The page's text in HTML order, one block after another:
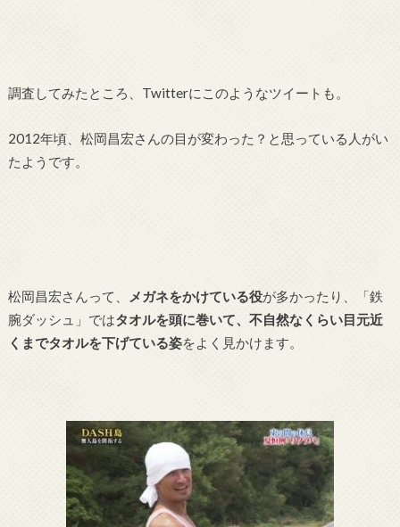
調査してみたところ、Twitterにこのようなツイートも。
2012年頃、松岡昌宏さんの目が変わった？と思っている人がい
たようです。
松岡昌宏さんって、 メガネをかけている役が多かったり、「鉄
腕ダッシュ」ではタオルを頭に巻いて、不自然なくらい目元近
くまでタオルを下げている姿をよく見かけます。